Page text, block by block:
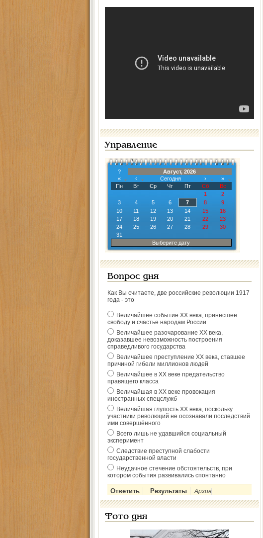
Управление
?
Август, 2026
«
‹ Сегодня ›
»
Пн
Вт Ср Чт Пт Сб
Вс
1
2
3
4 5 6 7 8
9
10
11 12 13 14 15
16
17
18 19 20 21 22
23
24
25 26 27 28 29
30
31
Выберите дату
Вопрос дня
Как Вы считаете, две российские революции 1917
года - это
Величайшее событие ХХ века, принёсшее
свободу и счастье народам России
Величайшее разочарование ХХ века,
доказавшее невозможность построения
справедливого государства
Величайшее преступление ХХ века, ставшее
причиной гибели миллионов людей
Величайшее в ХХ веке предательство
правящего класса
Величайшая в ХХ веке провокация
иностранных спецслужб
Величайшая глупость ХХ века, поскольку
участники революций не осознавали последствий
ими совершённого
Всего лишь не удавшийся социальный
эксперимент
Следствие преступной слабости
государственной власти
Неудачное стечение обстоятельств, при
котором события развивались спонтанно
Архив
Фото дня